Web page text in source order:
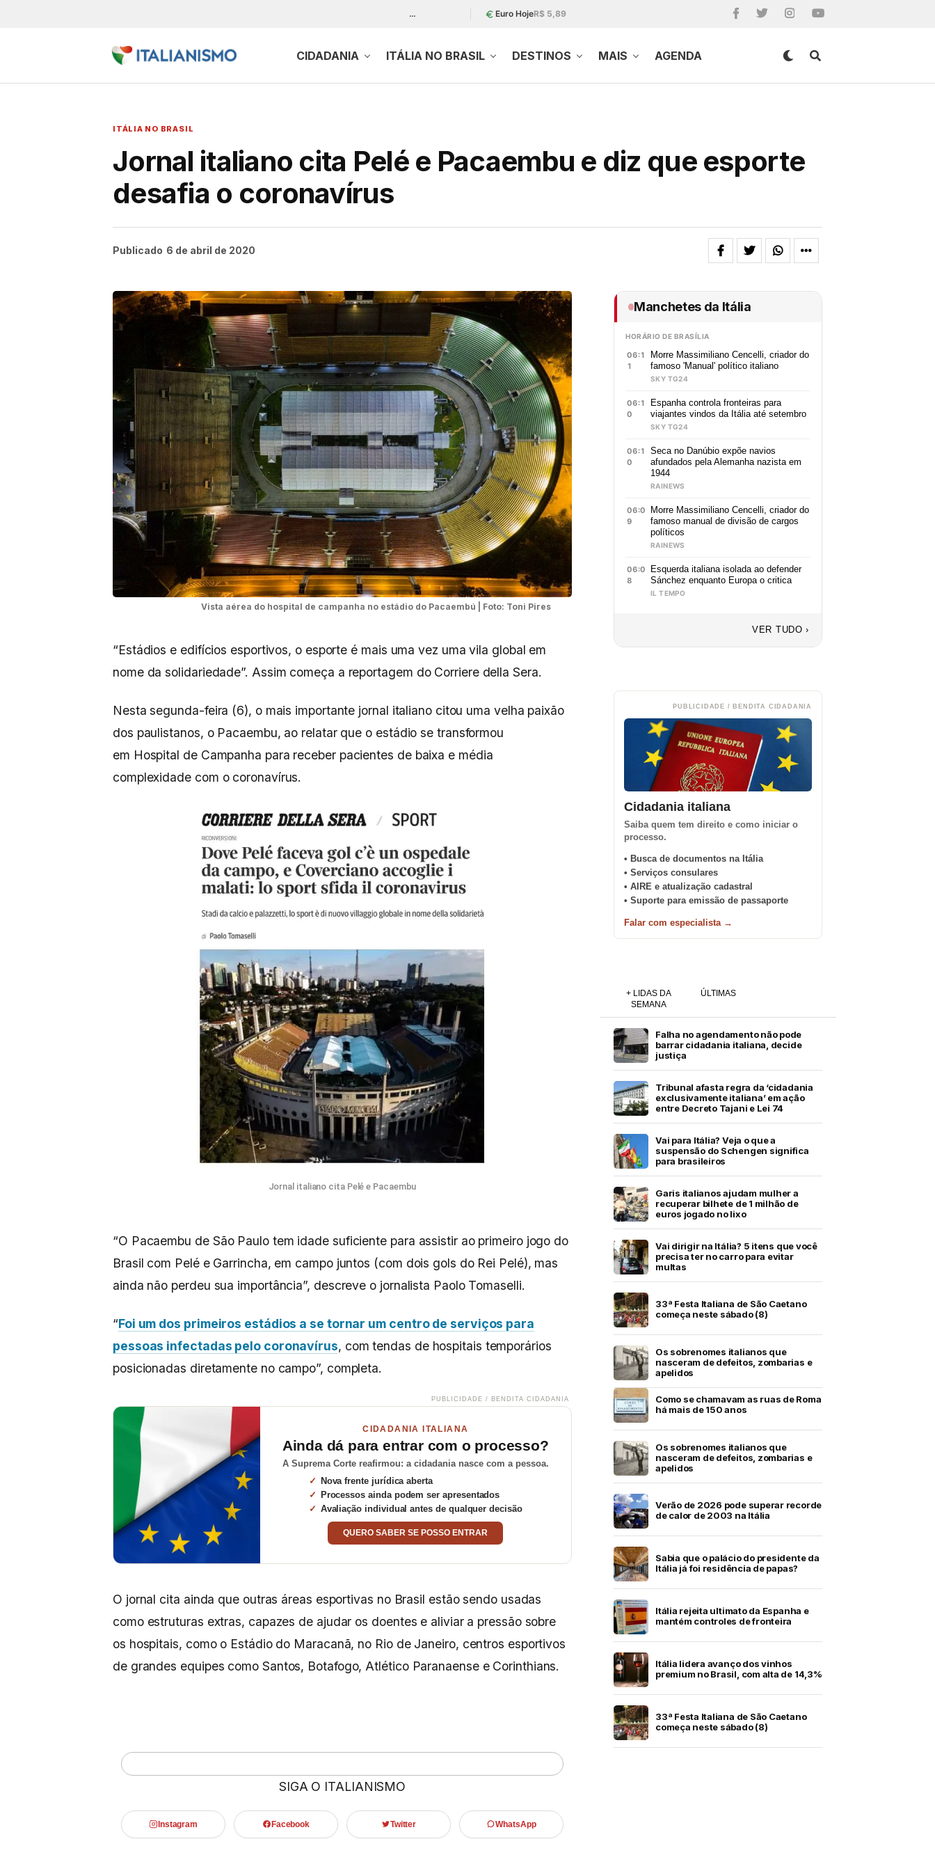
… Euro HojeR$ 5,89
CIDADANIA ITÁLIA NO BRASIL DESTINOS MAIS AGENDA
ITÁLIA NO BRASIL
Jornal italiano cita Pelé e Pacaembu e diz que esporte
desafia o coronavírus
Publicado 6 de abril de 2020
Vista aérea do hospital de campanha no estádio do Pacaembú | Foto: Toni Pires
“Estádios e edifícios esportivos, o esporte é mais uma vez uma vila global em
nome da solidariedade”. Assim começa a reportagem do Corriere della Sera.
Nesta segunda-feira (6), o mais importante jornal italiano citou uma velha paixão
dos paulistanos, o Pacaembu, ao relatar que o estádio se transformou
em Hospital de Campanha para receber pacientes de baixa e média
complexidade com o coronavírus.
Jornal italiano cita Pelé e Pacaembu
“O Pacaembu de São Paulo tem idade suficiente para assistir ao primeiro jogo do
Brasil com Pelé e Garrincha, em campo juntos (com dois gols do Rei Pelé), mas
ainda não perdeu sua importância”, descreve o jornalista Paolo Tomaselli.
“Foi um dos primeiros estádios a se tornar um centro de serviços para
pessoas infectadas pelo coronavírus, com tendas de hospitais temporários
posicionadas diretamente no campo”, completa.
PUBLICIDADE / BENDITA CIDADANIA
CIDADANIA ITALIANA
Ainda dá para entrar com o processo?
A Suprema Corte reafirmou: a cidadania nasce com a pessoa.
Nova frente jurídica aberta
Processos ainda podem ser apresentados
Avaliação individual antes de qualquer decisão
QUERO SABER SE POSSO ENTRAR
O jornal cita ainda que outras áreas esportivas no Brasil estão sendo usadas
como estruturas extras, capazes de ajudar os doentes e aliviar a pressão sobre
os hospitais, como o Estádio do Maracanã, no Rio de Janeiro, centros esportivos
de grandes equipes como Santos, Botafogo, Atlético Paranaense e Corinthians.
SIGA O ITALIANISMO
Instagram Facebook Twitter WhatsApp
Manchetes da Itália
HORÁRIO DE BRASÍLIA
06:1
1
Morre Massimiliano Cencelli, criador do
famoso 'Manual' político italiano
SKY TG24
06:1
0
Espanha controla fronteiras para
viajantes vindos da Itália até setembro
SKY TG24
06:1
0
Seca no Danúbio expõe navios
afundados pela Alemanha nazista em
1944
RAINEWS
06:0
9
Morre Massimiliano Cencelli, criador do
famoso manual de divisão de cargos
políticos
RAINEWS
06:0
8
Esquerda italiana isolada ao defender
Sánchez enquanto Europa o critica
IL TEMPO
VER TUDO ›
PUBLICIDADE / BENDITA CIDADANIA
Cidadania italiana
Saiba quem tem direito e como iniciar o
processo.
• Busca de documentos na Itália
• Serviços consulares
• AIRE e atualização cadastral
• Suporte para emissão de passaporte
Falar com especialista →
+ LIDAS DA
SEMANA
ÚLTIMAS
Falha no agendamento não pode
barrar cidadania italiana, decide
justiça
Tribunal afasta regra da ‘cidadania
exclusivamente italiana’ em ação
entre Decreto Tajani e Lei 74
Vai para Itália? Veja o que a
suspensão do Schengen significa
para brasileiros
Garis italianos ajudam mulher a
recuperar bilhete de 1 milhão de
euros jogado no lixo
Vai dirigir na Itália? 5 itens que você
precisa ter no carro para evitar
multas
33ª Festa Italiana de São Caetano
começa neste sábado (8)
Os sobrenomes italianos que
nasceram de defeitos, zombarias e
apelidos
Como se chamavam as ruas de Roma
há mais de 150 anos
Os sobrenomes italianos que
nasceram de defeitos, zombarias e
apelidos
Verão de 2026 pode superar recorde
de calor de 2003 na Itália
Sabia que o palácio do presidente da
Itália já foi residência de papas?
Itália rejeita ultimato da Espanha e
mantém controles de fronteira
Itália lidera avanço dos vinhos
premium no Brasil, com alta de 14,3%
33ª Festa Italiana de São Caetano
começa neste sábado (8)